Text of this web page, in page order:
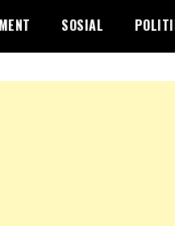
SOSIAL